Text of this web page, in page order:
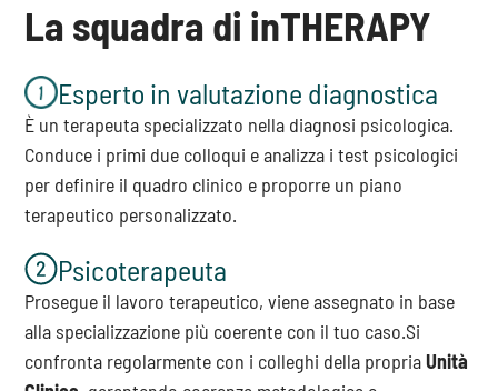
La squadra di inTHERAPY
Esperto in valutazione diagnostica
È un terapeuta specializzato nella diagnosi psicologica.
Conduce i primi due colloqui e analizza i test psicologici
per definire il quadro clinico e proporre un piano
terapeutico personalizzato.
Psicoterapeuta
Prosegue il lavoro terapeutico, viene assegnato in base
alla specializzazione più coerente con il tuo caso.Si
confronta regolarmente con i colleghi della propriaUnità